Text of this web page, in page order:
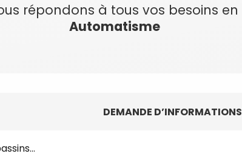
répondons à tous vos besoins en
Automatisme
DEMANDE D’INFORMATIONS